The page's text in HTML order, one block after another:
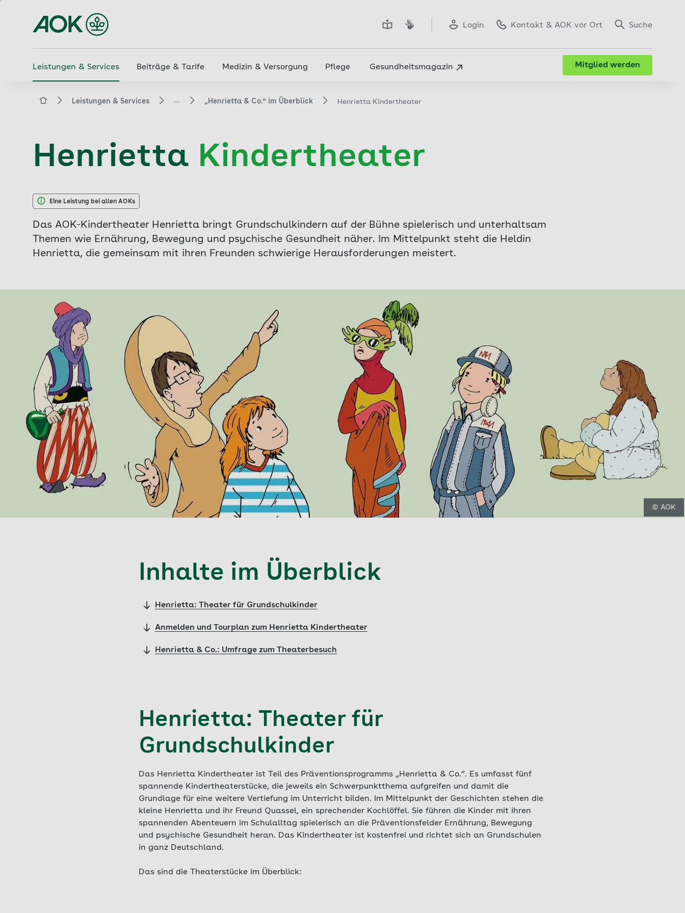
Hauptinhalt
springen
Login Kontakt & AOK vor Ort Suche
Leistungen & Services Beiträge & Tarife Medizin & Versorgung Pflege Gesundheitsmagazin Mitglied werden
aok.de Leistungen & Services ... „Henrietta & Co.“ im Überblick Henrietta Kindertheater
Henrietta Kindertheater
Eine Leistung bei allen AOKs
Das AOK-Kindertheater Henrietta bringt Grundschulkindern auf der Bühne spielerisch und unterhaltsam
Themen wie Ernährung, Bewegung und psychische Gesundheit näher. Im Mittelpunkt steht die Heldin
Henrietta, die gemeinsam mit ihren Freunden schwierige Herausforderungen meistert.
© AOK
Inhalte im Überblick
Henrietta: Theater für Grundschulkinder
Anmelden und Tourplan zum Henrietta Kindertheater
Henrietta & Co.: Umfrage zum Theaterbesuch
Henrietta: Theater für
Grundschulkinder
Das Henrietta Kindertheater ist Teil des Präventionsprogramms „Henrietta & Co.“. Es umfasst fünf
spannende Kindertheaterstücke, die jeweils ein Schwerpunktthema aufgreifen und damit die
Grundlage für eine weitere Vertiefung im Unterricht bilden. Im Mittelpunkt der Geschichten stehen die
kleine Henrietta und ihr Freund Quassel, ein sprechender Kochlöffel. Sie führen die Kinder mit ihren
spannenden Abenteuern im Schulalltag spielerisch an die Präventionsfelder Ernährung, Bewegung
und psychische Gesundheit heran. Das Kindertheater ist kostenfrei und richtet sich an Grundschulen
in ganz Deutschland.
Das sind die Theaterstücke im Überblick: